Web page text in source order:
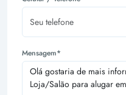
Mensagem*